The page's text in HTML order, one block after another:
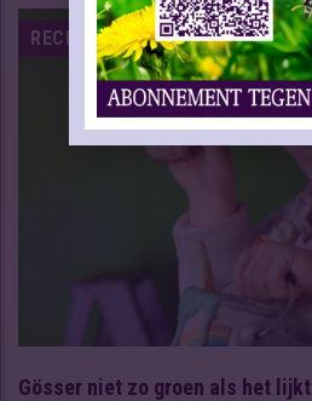
RECHT & REGELGEVING
Gösser niet zo groen als het lijkt